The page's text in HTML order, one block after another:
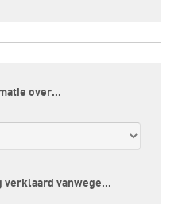
over…
verklaard vanwege…